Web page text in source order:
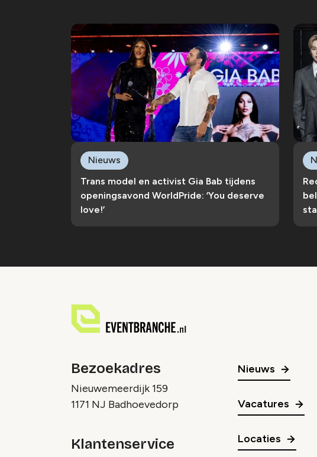
Trans model en activist Gia Bab tijdens
openingsavond WorldPride: ‘You deserve
love!’
Nieuws
Bezoekadres
Nieuwemeerdijk 159
1171 NJ Badhoevedorp
Klantenservice
Nieuws
Vacatures
Locaties